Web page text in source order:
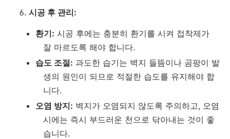
시공 후 관리:
환기: 시공 후에는 충분히 환기를 시켜 접착제가
잘 마르도록 해야 합니다.
습도 조절: 과도한 습기는 벽지 들뜸이나 곰팡이 발
생의 원인이 되므로 적절한 습도를 유지해야 합
니다.
오염 방지: 벽지가 오염되지 않도록 주의하고, 오염
시에는 즉시 부드러운 천으로 닦아내는 것이 좋
습니다.